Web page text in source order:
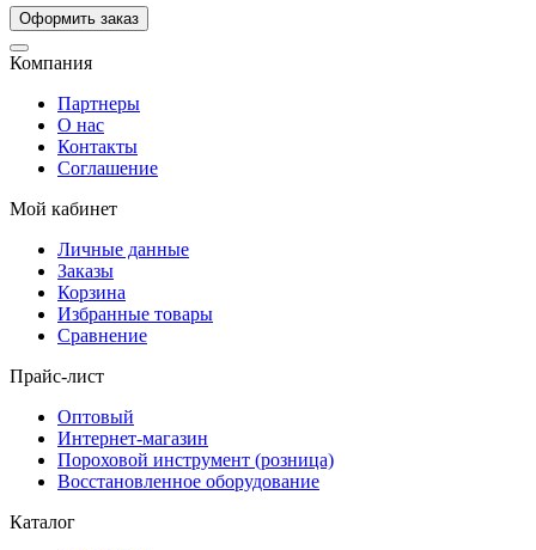
Компания
Партнеры
О нас
Контакты
Соглашение
Мой кабинет
Личные данные
Заказы
Корзина
Избранные товары
Сравнение
Прайс-лист
Оптовый
Интернет-магазин
Пороховой инструмент (розница)
Восстановленное оборудование
Каталог